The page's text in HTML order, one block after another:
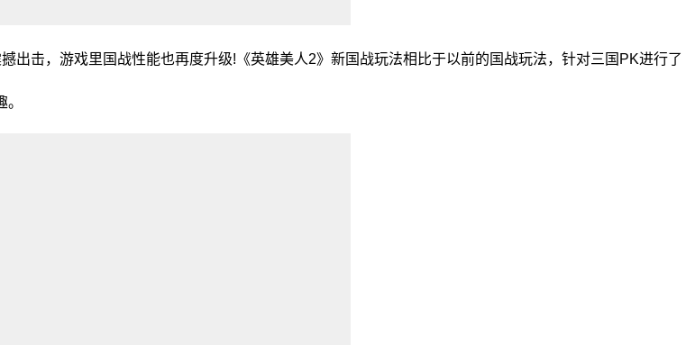
出击，游戏里国战性能也再度升级!《英雄美人2》新国战玩法相比于以前的国战玩法，针对三国PK进行了